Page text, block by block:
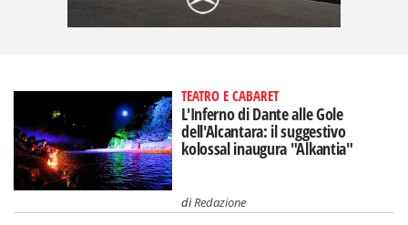
TEATRO E CABARET
L'Inferno di Dante alle Gole
dell'Alcantara: il suggestivo
kolossal inaugura "Alkantia"
diRedazione